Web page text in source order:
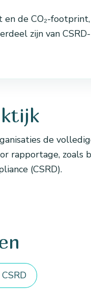
de CO₂-footprint,
zijn van CSRD-
de
rapportage, zoals
(CSRD).